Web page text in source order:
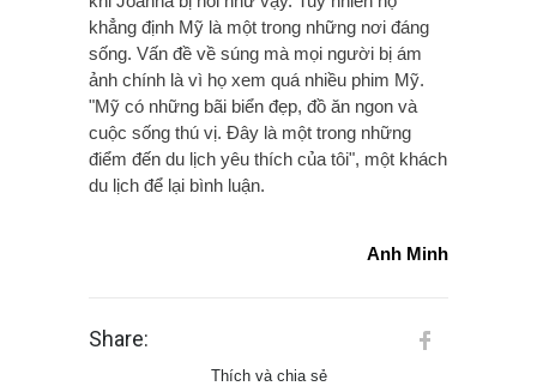
khẳng định Mỹ là một trong những nơi đáng
sống. Vấn đề về súng mà mọi người bị ám
ảnh chính là vì họ xem quá nhiều phim Mỹ.
"Mỹ có những bãi biển đẹp, đồ ăn ngon và
cuộc sống thú vị. Đây là một trong những
điểm đến du lịch yêu thích của tôi", một khách
du lịch để lại bình luận.
Anh Minh
Share:
Thích và chia sẻ